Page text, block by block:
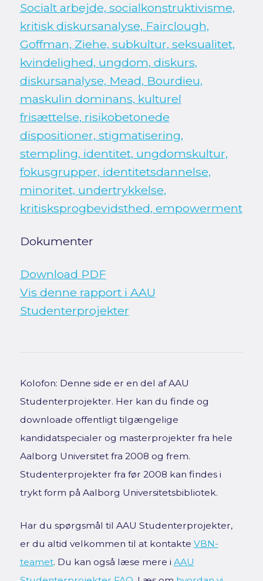
Socialt arbejde, socialkonstruktivisme,
kritisk diskursanalyse, Fairclough,
Goffman, Ziehe, subkultur, seksualitet,
kvindelighed, ungdom, diskurs,
diskursanalyse, Mead, Bourdieu,
maskulin dominans, kulturel
frisættelse, risikobetonede
dispositioner, stigmatisering,
stempling, identitet, ungdomskultur,
fokusgrupper, identitetsdannelse,
minoritet, undertrykkelse,
kritisksprogbevidsthed, empowerment
Dokumenter
Download PDF
Vis denne rapport i AAU
Studenterprojekter
Kolofon: Denne side er en del af AAU
Studenterprojekter. Her kan du finde og
downloade offentligt tilgængelige
kandidatspecialer og masterprojekter fra hele
Aalborg Universitet fra 2008 og frem.
Studenterprojekter fra før 2008 kan findes i
trykt form på Aalborg Universitetsbibliotek.
Har du spørgsmål til AAU Studenterprojekter,
er du altid velkommen til at kontakte VBN-
teamet. Du kan også læse mere i AAU